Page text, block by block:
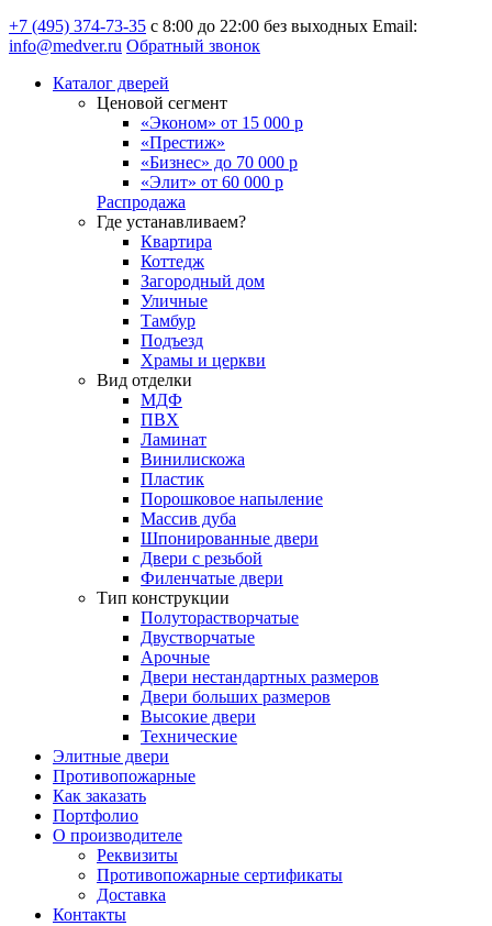
+7 (495) 374-73-35 с 8:00 до 22:00 без выходных Email:
info@medver.ru Обратный звонок
Каталог дверей
Ценовой сегмент
«Эконом» от 15 000 р
«Престиж»
«Бизнес» до 70 000 р
«Элит» от 60 000 р
Распродажа
Где устанавливаем?
Квартира
Коттедж
Загородный дом
Уличные
Тамбур
Подъезд
Храмы и церкви
Вид отделки
МДФ
ПВХ
Ламинат
Винилискожа
Пластик
Порошковое напыление
Массив дуба
Шпонированные двери
Двери с резьбой
Филенчатые двери
Тип конструкции
Полуторастворчатые
Двустворчатые
Арочные
Двери нестандартных размеров
Двери больших размеров
Высокие двери
Технические
Элитные двери
Противопожарные
Как заказать
Портфолио
О производителе
Реквизиты
Противопожарные сертификаты
Доставка
Контакты